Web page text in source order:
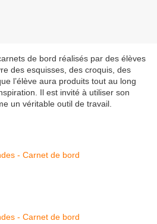
de bord réalisés par des élèves
des esquisses, des croquis, des
l’élève aura produits tout au long
Il est invité à utiliser son
un véritable outil de travail.